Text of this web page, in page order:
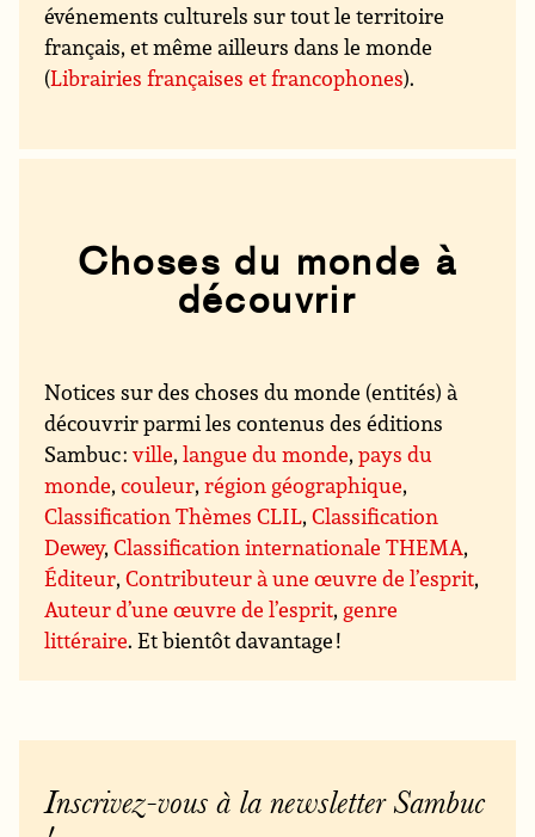
événements culturels sur tout le territoire
français, et même ailleurs dans le monde
(Librairies françaises et francophones).
Choses du monde à
découvrir
Notices sur des choses du monde (entités) à
découvrir parmi les contenus des éditions
Sambuc :ville,langue du monde,pays du
monde,couleur,région géographique,
Classification Thèmes CLIL,Classification
Dewey,Classification internationale THEMA,
Éditeur,Contributeur à une œuvre de l’esprit,
Auteur d’une œuvre de l’esprit, genre
littéraire. Et bientôt davantage !
Inscrivez-vous à la newsletter Sambuc